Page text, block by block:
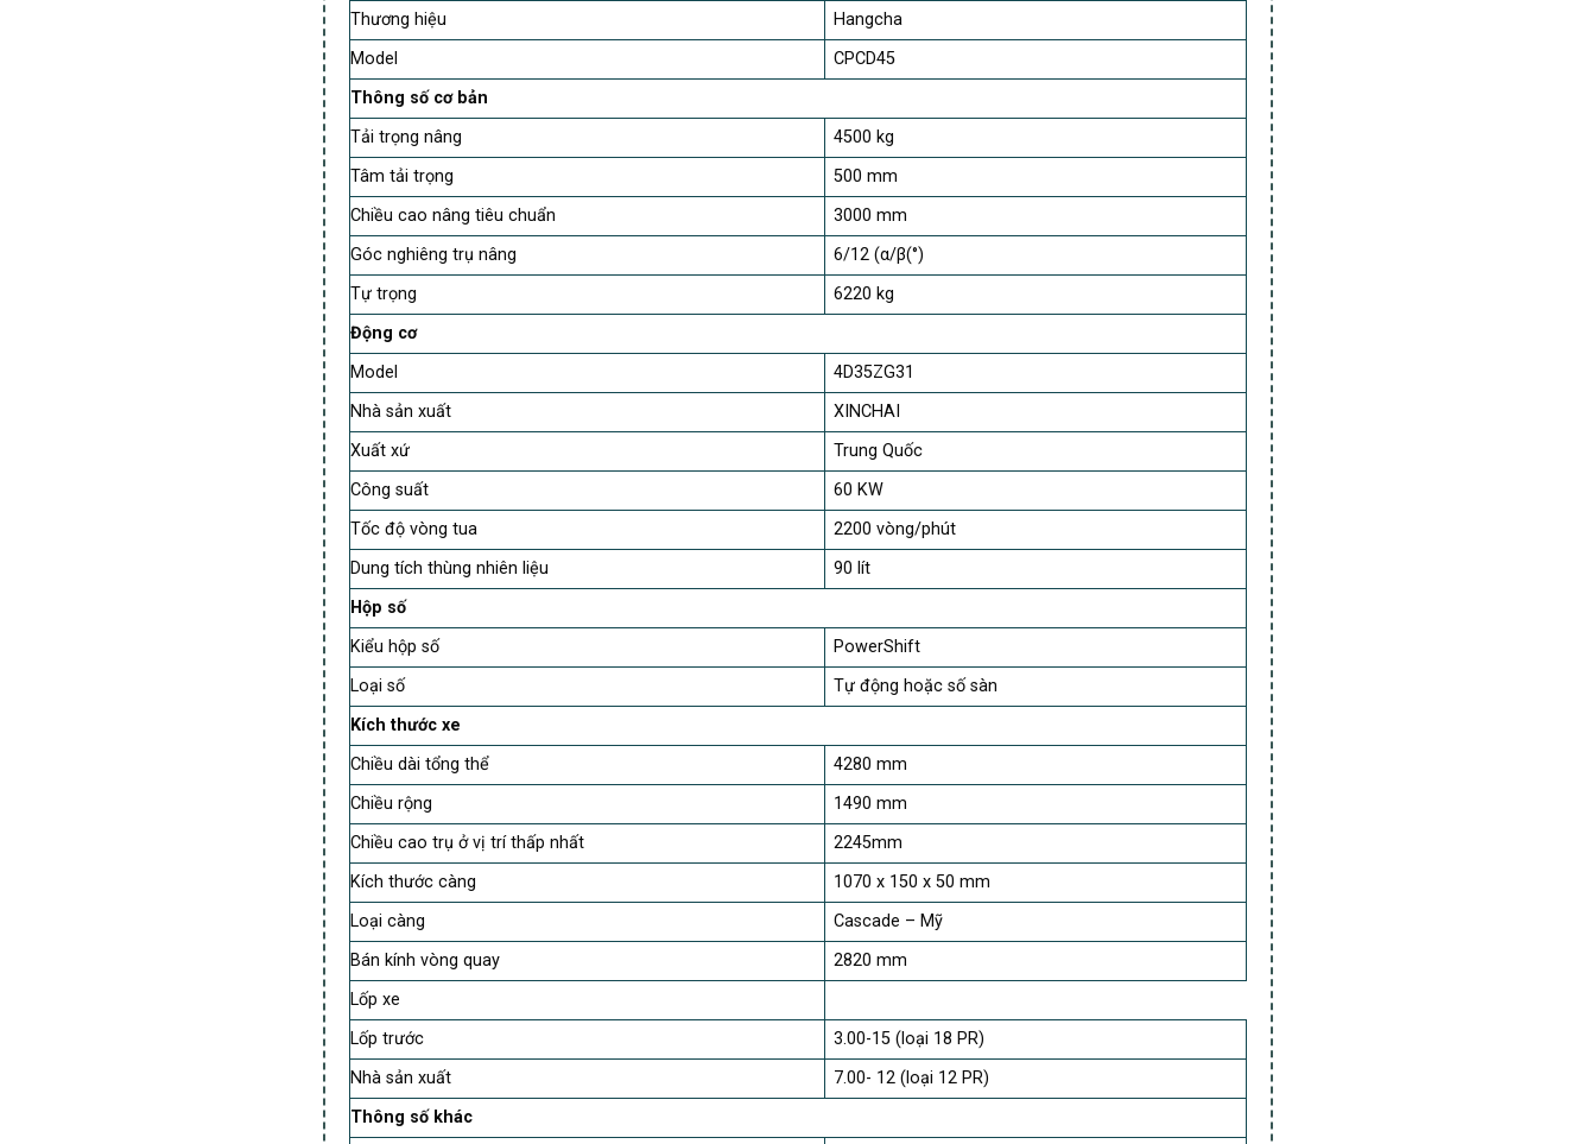
Thương hiệu
Hangcha
Model
CPCD45
Thông số cơ bản
Tải trọng nâng
4500 kg
Tâm tải trọng
500 mm
Chiều cao nâng tiêu chuẩn
3000 mm
Góc nghiêng trụ nâng
6/12 (α/β(°)
Tự trọng
6220 kg
Động cơ
Model
4D35ZG31
Nhà sản xuất
XINCHAI
Xuất xứ
Trung Quốc
Công suất
60 KW
Tốc độ vòng tua
2200 vòng/phút
Dung tích thùng nhiên liệu
90 lít
Hộp số
Kiểu hộp số
PowerShift
Loại số
Tự động hoặc số sàn
Kích thước xe
Chiều dài tổng thể
4280 mm
Chiều rộng
1490 mm
Chiều cao trụ ở vị trí thấp nhất
2245mm
Kích thước càng
1070 x 150 x 50 mm
Loại càng
Cascade – Mỹ
Bán kính vòng quay
2820 mm
Lốp xe
Lốp trước
3.00-15 (loại 18 PR)
Nhà sản xuất
7.00- 12 (loại 12 PR)
Thông số khác